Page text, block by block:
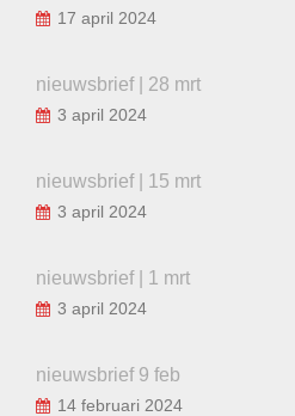
17 april 2024
nieuwsbrief | 28 mrt
3 april 2024
nieuwsbrief | 15 mrt
3 april 2024
nieuwsbrief | 1 mrt
3 april 2024
nieuwsbrief 9 feb
14 februari 2024